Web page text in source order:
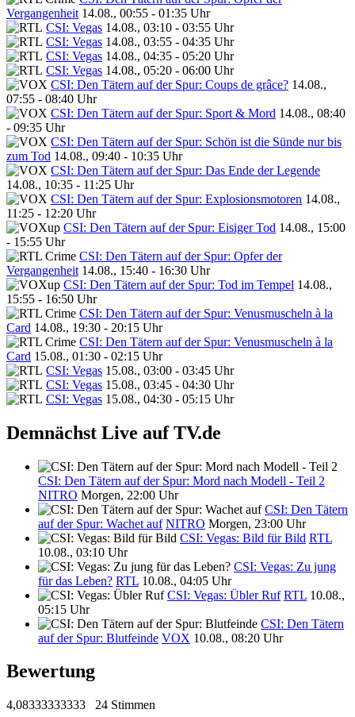
Vergangenheit 14.08., 00:55 - 01:35 Uhr
CSI: Vegas 14.08., 03:10 - 03:55 Uhr
CSI: Vegas 14.08., 03:55 - 04:35 Uhr
CSI: Vegas 14.08., 04:35 - 05:20 Uhr
CSI: Vegas 14.08., 05:20 - 06:00 Uhr
CSI: Den Tätern auf der Spur: Coups de grâce? 14.08.,
07:55 - 08:40 Uhr
CSI: Den Tätern auf der Spur: Sport & Mord 14.08., 08:40
- 09:35 Uhr
CSI: Den Tätern auf der Spur: Schön ist die Sünde nur bis
zum Tod 14.08., 09:40 - 10:35 Uhr
CSI: Den Tätern auf der Spur: Das Ende der Legende
14.08., 10:35 - 11:25 Uhr
CSI: Den Tätern auf der Spur: Explosionsmotoren 14.08.,
11:25 - 12:20 Uhr
CSI: Den Tätern auf der Spur: Eisiger Tod 14.08., 15:00
- 15:55 Uhr
CSI: Den Tätern auf der Spur: Opfer der
Vergangenheit 14.08., 15:40 - 16:30 Uhr
CSI: Den Tätern auf der Spur: Tod im Tempel 14.08.,
15:55 - 16:50 Uhr
CSI: Den Tätern auf der Spur: Venusmuscheln à la
Card 14.08., 19:30 - 20:15 Uhr
CSI: Den Tätern auf der Spur: Venusmuscheln à la
Card 15.08., 01:30 - 02:15 Uhr
CSI: Vegas 15.08., 03:00 - 03:45 Uhr
CSI: Vegas 15.08., 03:45 - 04:30 Uhr
CSI: Vegas 15.08., 04:30 - 05:15 Uhr
Demnächst Live auf TV.de
CSI: Den Tätern auf der Spur: Mord nach Modell - Teil 2
NITRO Morgen, 22:00 Uhr
CSI: Den Tätern
auf der Spur: Wachet auf NITRO Morgen, 23:00 Uhr
CSI: Vegas: Bild für Bild RTL
10.08., 03:10 Uhr
CSI: Vegas: Zu jung
für das Leben? RTL 10.08., 04:05 Uhr
CSI: Vegas: Übler Ruf RTL 10.08.,
05:15 Uhr
CSI: Den Tätern
auf der Spur: Blutfeinde VOX 10.08., 08:20 Uhr
Bewertung
4,08333333333 24 Stimmen